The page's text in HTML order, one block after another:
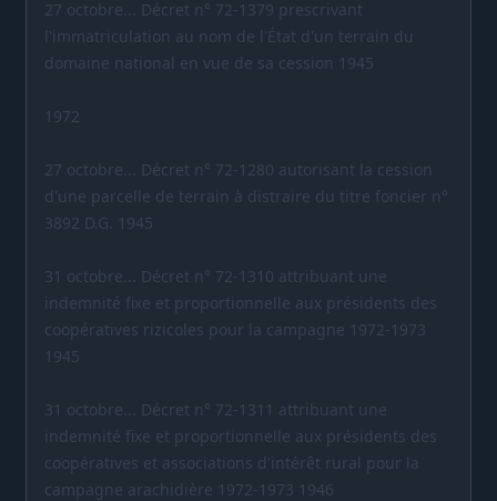
27 octobre... Décret n° 72-1379 prescrivant
l'immatriculation au nom de l'État d'un terrain du
domaine national en vue de sa cession 1945
1972
27 octobre... Décret n° 72-1280 autorisant la cession
d'une parcelle de terrain à distraire du titre foncier n°
3892 D.G. 1945
31 octobre... Décret n° 72-1310 attribuant une
indemnité fixe et proportionnelle aux présidents des
coopératives rizicoles pour la campagne 1972-1973
1945
31 octobre... Décret n° 72-1311 attribuant une
indemnité fixe et proportionnelle aux présidents des
coopératives et associations d'intérêt rural pour la
campagne arachidière 1972-1973 1946